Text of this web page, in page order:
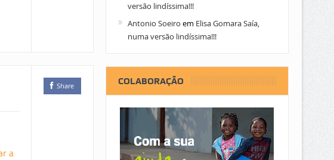
a
Share
versão lindíssima!!!
Antonio Soeiro em Elisa Gomara Saía,
numa versão lindíssima!!!
COLABORAÇÃO